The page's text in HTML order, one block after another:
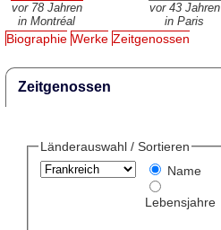
vor 78 Jahren
in Montréal
vor 43 Jahren
in Paris
Biographie Werke Zeitgenossen
Zeitgenossen
Länderauswahl / Sortieren
Name
Lebensjahre